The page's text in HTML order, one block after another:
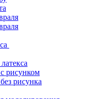
рисунком
рисунка